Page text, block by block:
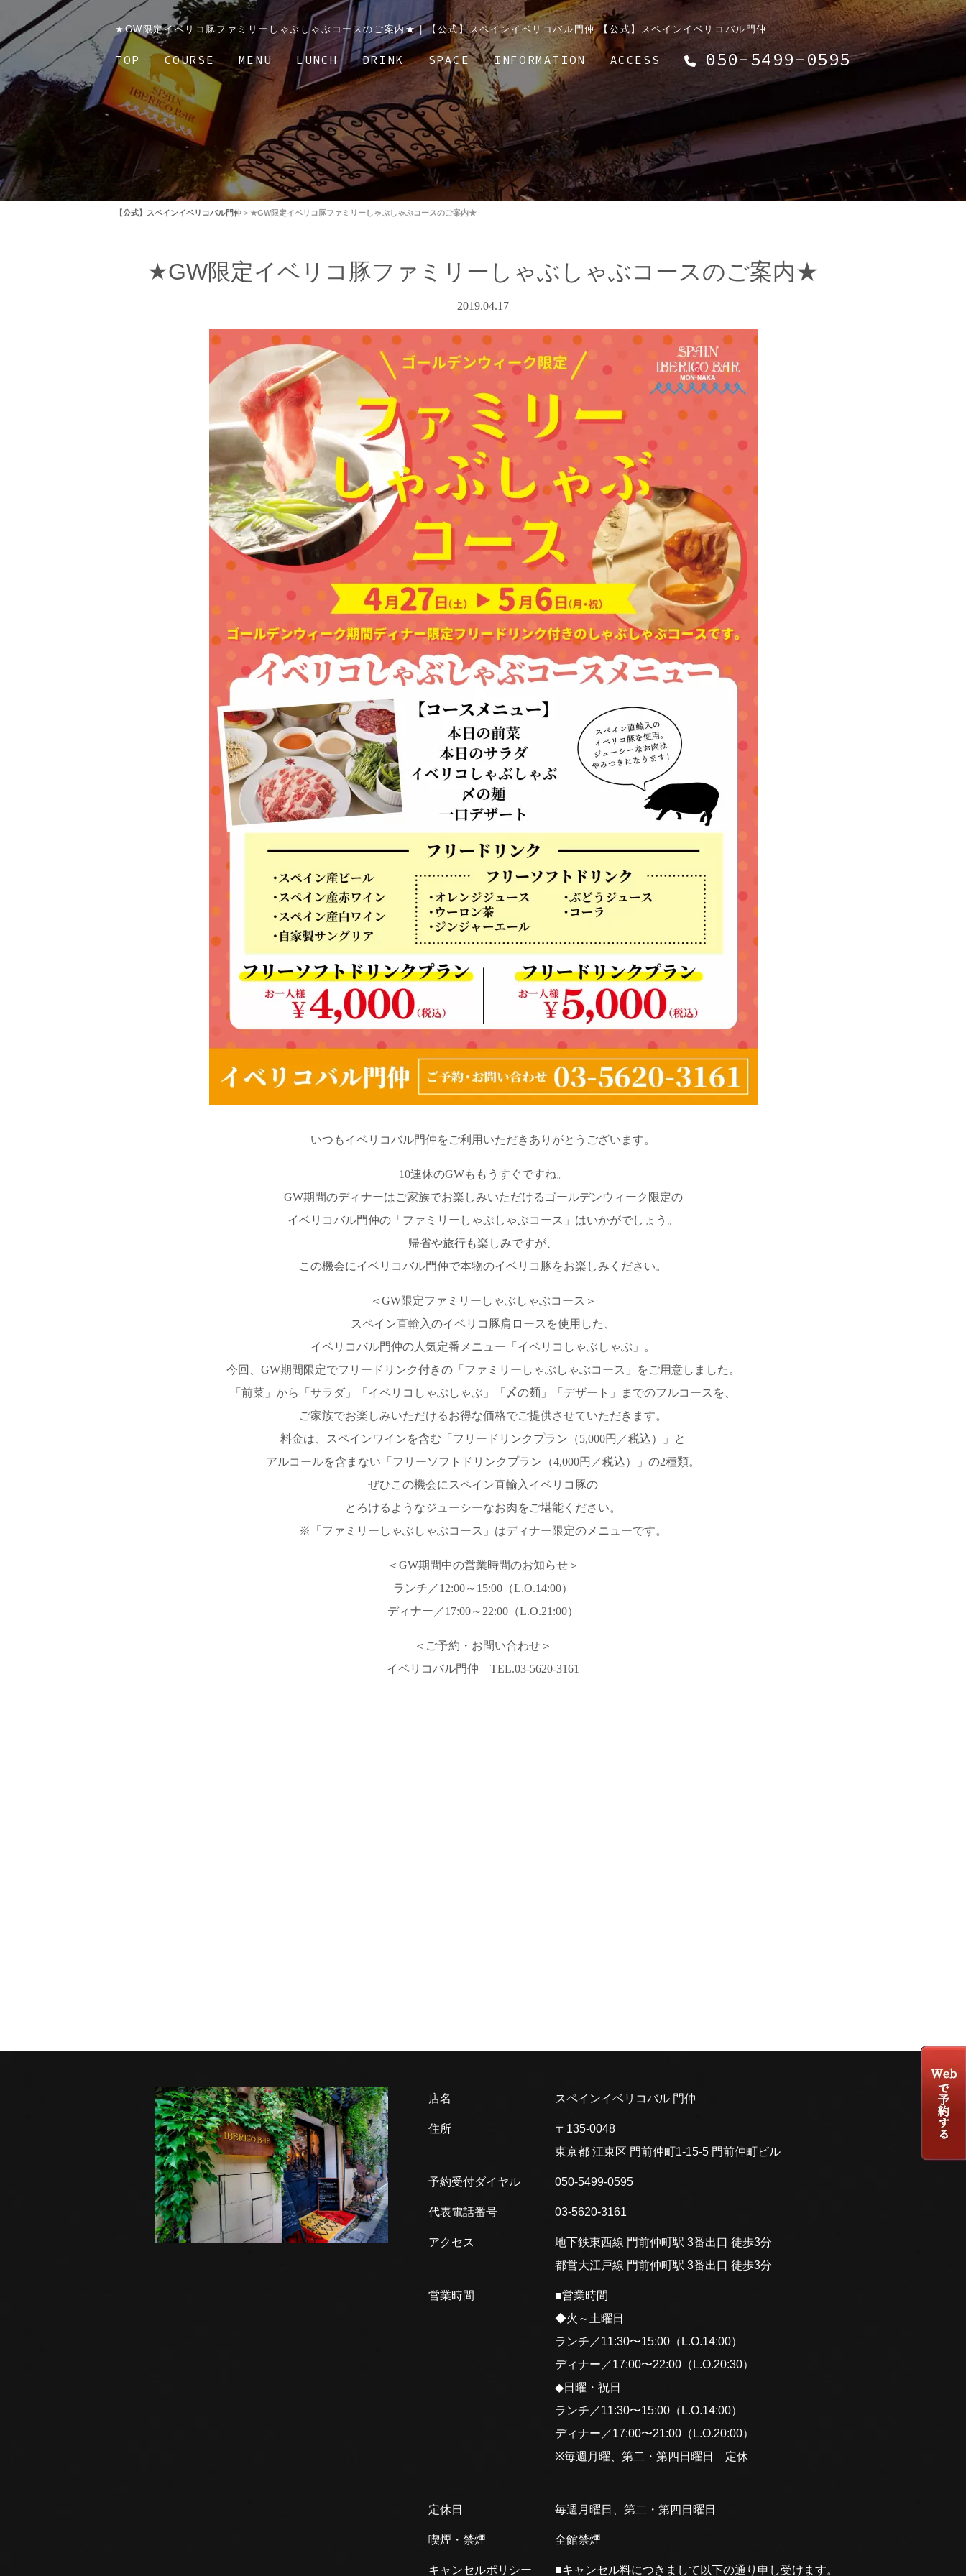
★GW限定イベリコ豚ファミリーしゃぶしゃぶコースのご案内★ | 【公式】スペインイベリコバル門仲 【公式】スペインイベリコバル門仲
TOP COURSE MENU LUNCH DRINK SPACE INFORMATION ACCESS 050-5499-0595
【公式】スペインイベリコバル門仲 > ★GW限定イベリコ豚ファミリーしゃぶしゃぶコースのご案内★
★GW限定イベリコ豚ファミリーしゃぶしゃぶコースのご案内★
2019.04.17
いつもイベリコバル門仲をご利用いただきありがとうございます。
10連休のGWももうすぐですね。
GW期間のディナーはご家族でお楽しみいただけるゴールデンウィーク限定の
イベリコバル門仲の「ファミリーしゃぶしゃぶコース」はいかがでしょう。
帰省や旅行も楽しみですが、
この機会にイベリコバル門仲で本物のイベリコ豚をお楽しみください。
＜GW限定ファミリーしゃぶしゃぶコース＞
スペイン直輸入のイベリコ豚肩ロースを使用した、
イベリコバル門仲の人気定番メニュー「イベリコしゃぶしゃぶ」。
今回、GW期間限定でフリードリンク付きの「ファミリーしゃぶしゃぶコース」をご用意しました。
「前菜」から「サラダ」「イベリコしゃぶしゃぶ」「〆の麺」「デザート」までのフルコースを、
ご家族でお楽しみいただけるお得な価格でご提供させていただきます。
料金は、スペインワインを含む「フリードリンクプラン（5,000円／税込）」と
アルコールを含まない「フリーソフトドリンクプラン（4,000円／税込）」の2種類。
ぜひこの機会にスペイン直輸入イベリコ豚の
とろけるようなジューシーなお肉をご堪能ください。
※「ファミリーしゃぶしゃぶコース」はディナー限定のメニューです。
＜GW期間中の営業時間のお知らせ＞
ランチ／12:00～15:00（L.O.14:00）
ディナー／17:00～22:00（L.O.21:00）
＜ご予約・お問い合わせ＞
イベリコバル門仲 TEL.03-5620-3161
店名 スペインイベリコバル 門仲
住所
〒135-0048
東京都 江東区 門前仲町1-15-5 門前仲町ビル
予約受付ダイヤル 050-5499-0595
代表電話番号 03-5620-3161
アクセス
地下鉄東西線 門前仲町駅 3番出口 徒歩3分
都営大江戸線 門前仲町駅 3番出口 徒歩3分
営業時間
■営業時間
◆火～土曜日
ランチ／11:30〜15:00（L.O.14:00）
ディナー／17:00〜22:00（L.O.20:30）
◆日曜・祝日
ランチ／11:30〜15:00（L.O.14:00）
ディナー／17:00〜21:00（L.O.20:00）
※毎週月曜、第二・第四日曜日 定休
定休日 毎週月曜日、第二・第四日曜日
喫煙・禁煙 全館禁煙
キャンセルポリシー ■キャンセル料につきまして以下の通り申し受けます。